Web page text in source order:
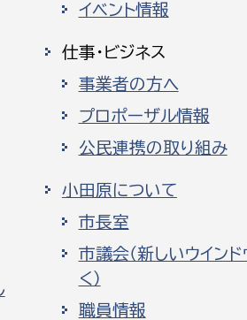
イベント情報
仕事・ビジネス
事業者の方へ
プロポーザル情報
公民連携の取り組み
小田原について
市長室
市議会（新しいウインド
く）
職員情報